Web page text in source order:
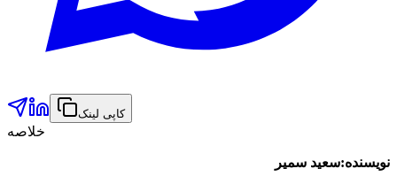
کاپی لینک
خلاصه
نویسنده:سعید سمیر